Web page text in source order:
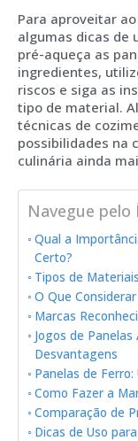
Para aproveitar
algumas dicas de
pré-aqueça as
ingredientes,
riscos e siga as
tipo de material.
técnicas de
possibilidades na
culinária ainda
Navegue pelo
Qual a
Certo?
Tipos de
O Que
Marcas
Jogos de
Desvantagens
Panelas de
Como Fazer a
Comparação de
Dicas de Uso